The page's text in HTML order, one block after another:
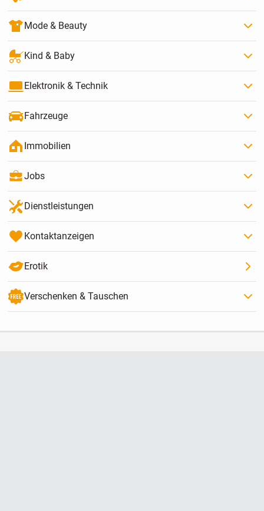
Mode & Beauty
Kind & Baby
Elektronik & Technik
Fahrzeuge
Immobilien
Jobs
Dienstleistungen
Kontaktanzeigen
Erotik
Verschenken & Tauschen